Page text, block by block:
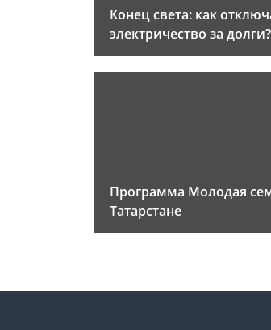
Конец света: как
электричество за долги?
Программа Молодая
Татарстане